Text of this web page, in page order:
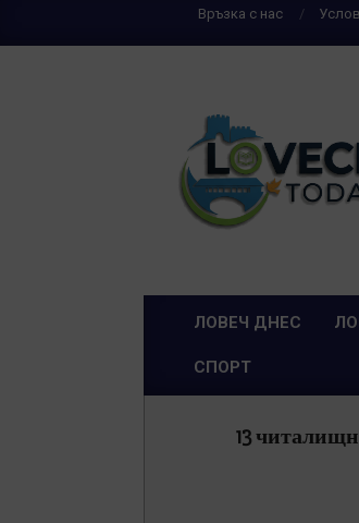
Връзка с нас
Primary
ЛОВЕЧ ДНЕС
СПОРТ
13